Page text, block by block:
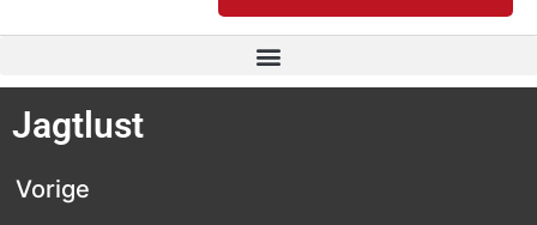
Jagtlust
Vorige